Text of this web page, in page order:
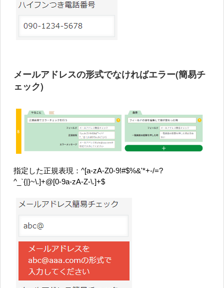
メールアドレスの形式でなければエラー(簡易チ
ェック)
指定した正規表現：^[a-zA-Z0-9!#$%&'*+-/=?
^_`{|}~\.]+@[0-9a-zA-Z-\.]+$